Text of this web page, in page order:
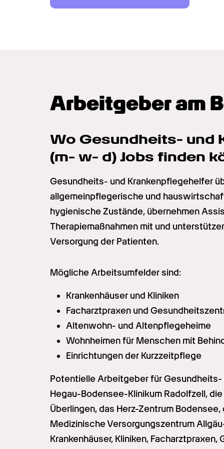
Arbeitgeber am
Wo Gesundheits- und
(m- w- d) Jobs finden
Gesundheits- und Krankenpflegehelfer
allgemeinpflegerische und
hygienische Zustände, übernehmen
Therapiemaßnahmen mit und
Versorgung der Patienten.
Mögliche Arbeitsumfelder sind:
Krankenhäuser und Kliniken
Facharztpraxen und
Altenwohn- und Altenpflegeheime
Wohnheimen für Menschen mit
Einrichtungen der Kurzzeitpflege
Potentielle Arbeitgeber für
Hegau-Bodensee-Klinikum Radolfzell,
Überlingen, das Herz-Zentrum
Medizinische Versorgungszentrum
Krankenhäuser, Kliniken,